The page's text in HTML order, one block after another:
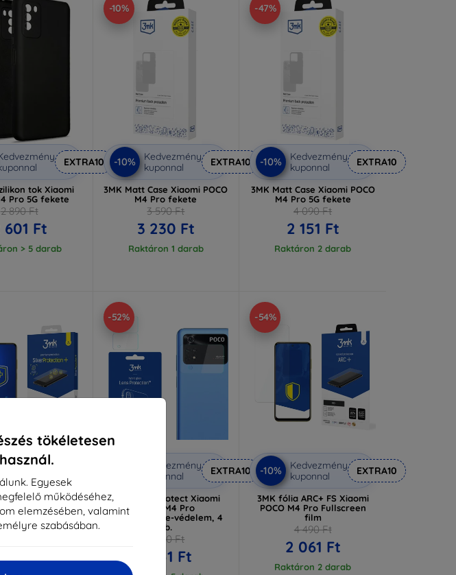
tökéletesen
Egyesek
működéséhez,
elemzésében, valamint
szabásában.
EXTRA10
tok Xiaomi
Pro 5G fekete
2 890 Ft
601 Ft
> 5 darab
-10%
-10%
Kedvezmény
kuponnal
EXTRA10
3MK Matt Case Xiaomi POCO
M4 Pro fekete
3 590 Ft
3 230 Ft
Raktáron 1 darab
-47%
-10%
Kedvezmény
kuponnal
EXTRA10
3MK Matt Case Xiaomi POCO
M4 Pro 5G fekete
4 090 Ft
2 151 Ft
Raktáron 2 darab
Kedvezmény
kuponnal
Protect+ Xiaomi
Pro, nedvesen
fólia
951 Ft
-52%
Kedvezmény
kuponnal
EXTRA10
3MK Lens Protect Xiaomi
POCO M4 Pro
kameralencse-védelem, 4
db.
2 590 Ft
1 251 Ft
-54%
-10%
Kedvezmény
kuponnal
EXTRA10
3MK fólia ARC+ FS Xiaomi
POCO M4 Pro Fullscreen
film
4 490 Ft
2 061 Ft
Raktáron 2 darab